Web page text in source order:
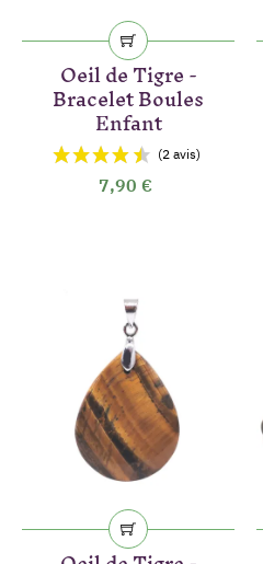
Oeil de Tigre -
Bracelet Boules
Enfant
7,90 €